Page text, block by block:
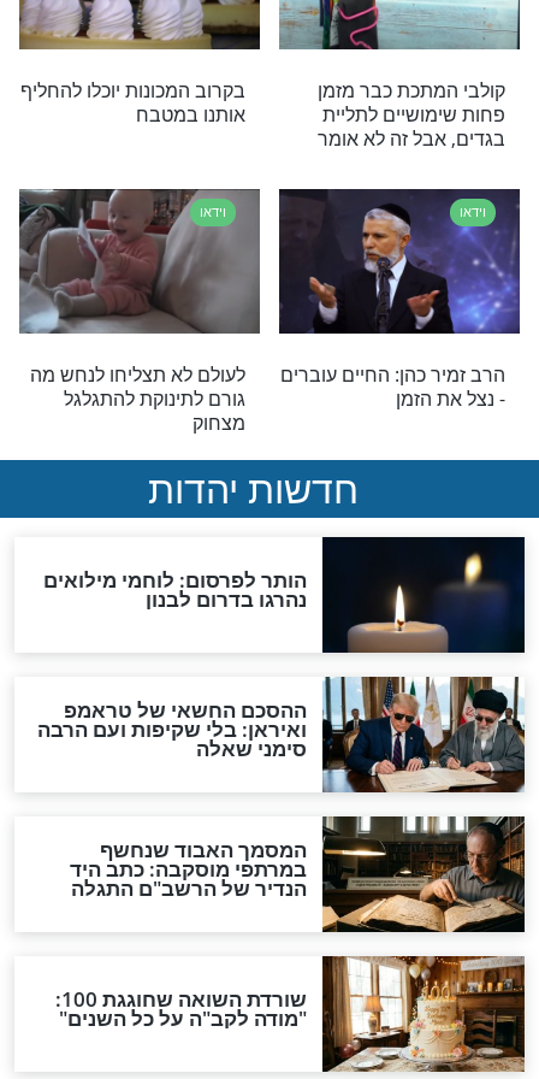
ביותר בעולם?
עם מסר חזק
עיצוב בפירות: צפו כיצד
תפוח הופך לברבור יפהפה
- איך זה נראה
מדוע לאדם מאמין יש הרבה
כבר מזמן
לתליית
זה לא אומר
איתם
וידאו
וידאו